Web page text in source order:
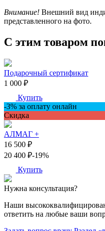
Внимание! Внешний вид
представленного на фото.
С этим товаром
Подарочный сертификат
1 000 ₽
Купить
-3% за оплату онлайн
Скидкa
АЛМАГ +
16 500 ₽
20 400 ₽-19%
Купить
Нужна консультация?
Наши
ответить на любые ваши